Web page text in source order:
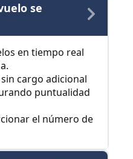
se
en tiempo real
cargo adicional
puntualidad
el número de